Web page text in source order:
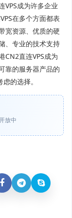
VPS成为许多企业
在多个方面都表
宽资源、优质的硬
、专业的技术支持
CN2直连VPS成为
靠的服务器产品的
的选择。
放中